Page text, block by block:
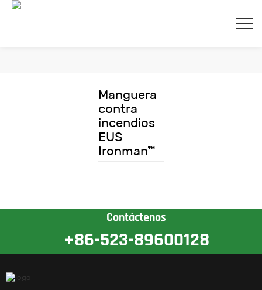
Manguera
contra
incendios
EUS
Ironman™
Contáctenos
+86-523-89600128